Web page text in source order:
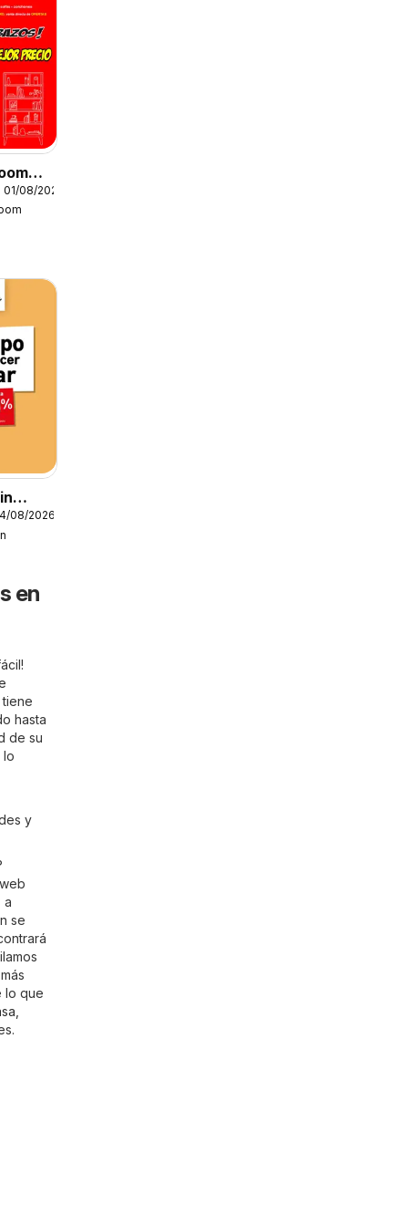
08/2026
08/2026
en
hasta
de su
lo
y
a
se
lo que